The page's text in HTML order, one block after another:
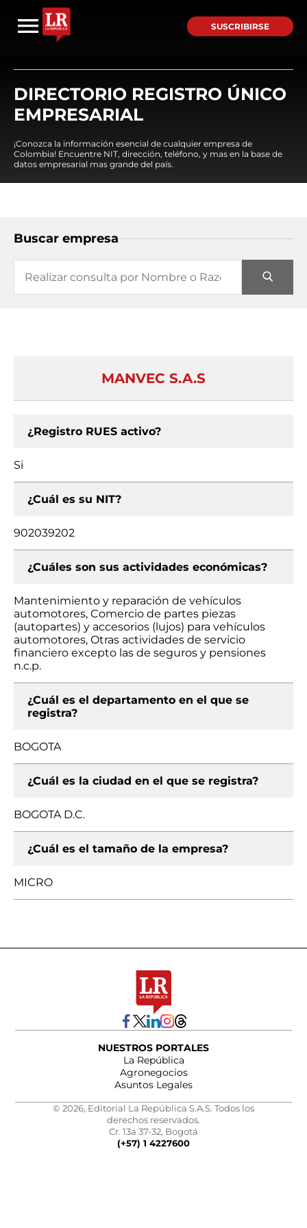
SUSCRIBIRSE
DIRECTORIO REGISTRO ÚNICO
EMPRESARIAL
¡Conozca la información esencial de cualquier empresa de
Colombia! Encuentre NIT, dirección, teléfono, y mas en la base de
datos empresarial mas grande del país.
Buscar empresa
MANVEC S.A.S
¿Registro RUES activo?
Si
¿Cuál es su NIT?
902039202
¿Cuáles son sus actividades económicas?
Mantenimiento y reparación de vehículos
automotores, Comercio de partes piezas
(autopartes) y accesorios (lujos) para vehículos
automotores, Otras actividades de servicio
financiero excepto las de seguros y pensiones
n.c.p.
¿Cuál es el departamento en el que se
registra?
BOGOTA
¿Cuál es la ciudad en el que se registra?
BOGOTA D.C.
¿Cuál es el tamaño de la empresa?
MICRO
NUESTROS PORTALES
La República
Agronegocios
Asuntos Legales
© 2026, Editorial La República S.A.S. Todos los
derechos reservados.
Cr. 13a 37-32, Bogotá
(+57) 1 4227600